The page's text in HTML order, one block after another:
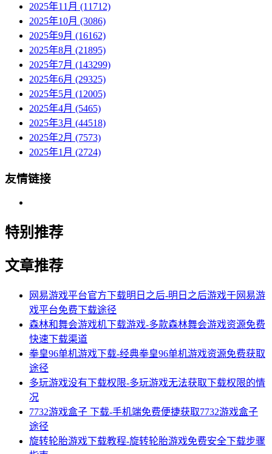
2025年11月 (11712)
2025年10月 (3086)
2025年9月 (16162)
2025年8月 (21895)
2025年7月 (143299)
2025年6月 (29325)
2025年5月 (12005)
2025年4月 (5465)
2025年3月 (44518)
2025年2月 (7573)
2025年1月 (2724)
友情链接
特别推荐
文章推荐
网易游戏平台官方下载明日之后-明日之后游戏于网易游
戏平台免费下载途径
森林和舞会游戏机下载游戏-多款森林舞会游戏资源免费
快速下载渠道
拳皇96单机游戏下载-经典拳皇96单机游戏资源免费获取
途径
多玩游戏没有下载权限-多玩游戏无法获取下载权限的情
况
7732游戏盒子 下载-手机端免费便捷获取7732游戏盒子
途径
旋转轮胎游戏下载教程-旋转轮胎游戏免费安全下载步骤